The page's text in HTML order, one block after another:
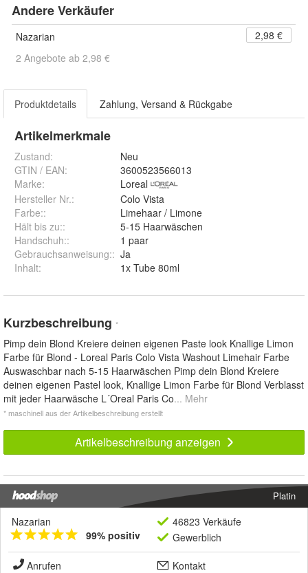
Andere Verkäufer
Nazarian
2,98 €
2 Angebote ab 2,98 €
Produktdetails Zahlung, Versand & Rückgabe
Artikelmerkmale
Zustand:
Neu
GTIN / EAN:
3600523566013
Marke:
Loreal
Hersteller Nr.:
Colo Vista
Farbe::
Limehaar / Limone
Hält bis zu::
5-15 Haarwäschen
Handschuh::
1 paar
Gebrauchsanweisung:: Ja
Inhalt: 1x Tube 80ml
Kurzbeschreibung *
Pimp dein Blond Kreiere deinen eigenen Paste look Knallige Limon
Farbe für Blond - Loreal Paris Colo Vista Washout Limehair Farbe
Auswaschbar nach 5-15 Haarwäschen Pimp dein Blond Kreiere
deinen eigenen Pastel look, Knallige Limon Farbe für Blond Verblasst
mit jeder Haarwäsche L´Oreal Paris Co... Mehr
* maschinell aus der Artikelbeschreibung erstellt
Artikelbeschreibung anzeigen
Platin
Nazarian
99% positiv
46823 Verkäufe
Gewerblich
Anrufen
Kontakt